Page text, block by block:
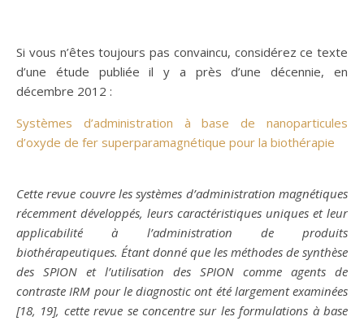
Si vous n’êtes toujours pas convaincu, considérez ce texte
d’une étude publiée il y a près d’une décennie, en
décembre 2012 :
Systèmes d’administration à base de nanoparticules
d’oxyde de fer superparamagnétique pour la biothérapie
Cette revue couvre les systèmes d’administration magnétiques
récemment développés, leurs caractéristiques uniques et leur
applicabilité à l’administration de produits
biothérapeutiques. Étant donné que les méthodes de synthèse
des SPION et l’utilisation des SPION comme agents de
contraste IRM pour le diagnostic ont été largement examinées
[18, 19], cette revue se concentre sur les formulations à base